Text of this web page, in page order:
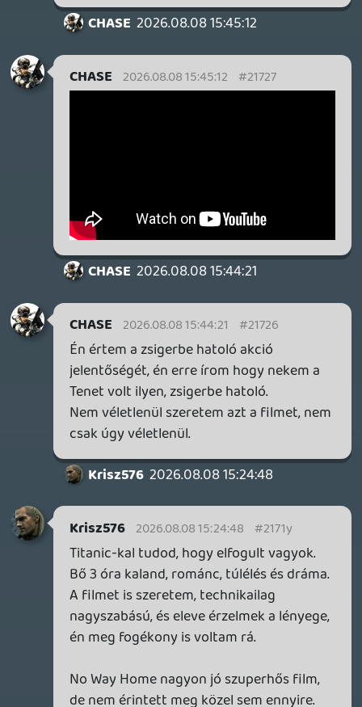
CHASE 2026.08.08 15:22:10 #2171x
Clubot. 😃
TheReturnOfDVM 2026.08.08 15:19:40
szeretete is, amikor ezek baromi meno
filmek voltak.
Ma lehet, leirnam egy hulyesegnek😂
Krisz576 2026.08.08 15:03:57
TheReturnOfDVM 2026.08.08 15:19:40
Unpopular opinion, de Fincher nem egy
eros rendezo, csak jol behuzott 1-2
projektet.
CHASE 2026.08.08 15:15:53
CHASE 2026.08.08 15:15:53 #2171s
Kb igen. De ebben van Brad Pitt meg van
Amúgy nem rossz film, de sztem is Fincher
kevésbé jó filmjei között van a helye: tehát
a Mindhunter alatt van a film.
TheReturnOfDVM 2026.08.08 14:16:08
CHASE 2026.08.08 15:10:35 #2171o
Akkor attól függetlenül egy más dolog,
A Hetedikben kvázi csüggedten
végignézed hogy mi történt.